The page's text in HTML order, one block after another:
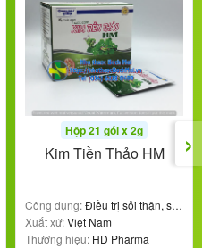
Hộp 21 gói x 2g
Kim Tiền Thảo HM
Công dụng:Điều trị sỏi thận, sỏi
niệu
Xuất xứ:Việt Nam
Thương hiệu: HD Pharma
›